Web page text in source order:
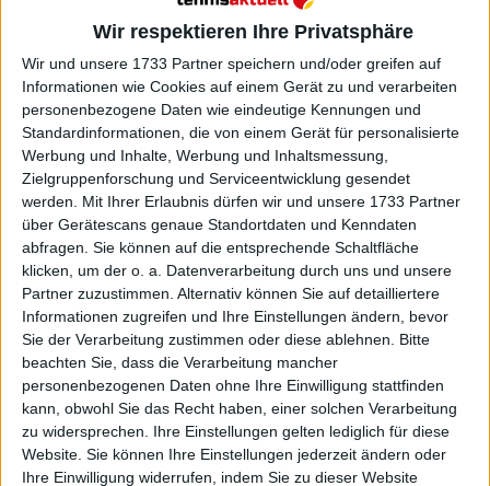
Wir respektieren Ihre Privatsphäre
Wir und unsere 1733 Partner speichern und/oder greifen auf
Informationen wie Cookies auf einem Gerät zu und verarbeiten
personenbezogene Daten wie eindeutige Kennungen und
Standardinformationen, die von einem Gerät für personalisierte
Werbung und Inhalte, Werbung und Inhaltsmessung,
Zielgruppenforschung und Serviceentwicklung gesendet
werden.
Mit Ihrer Erlaubnis dürfen wir und unsere 1733 Partner
über Gerätescans genaue Standortdaten und Kenndaten
abfragen. Sie können auf die entsprechende Schaltfläche
klicken, um der o. a. Datenverarbeitung durch uns und unsere
Partner zuzustimmen. Alternativ können Sie auf detailliertere
Informationen zugreifen und Ihre Einstellungen ändern, bevor
Sie der Verarbeitung zustimmen oder diese ablehnen.
Bitte
beachten Sie, dass die Verarbeitung mancher
personenbezogenen Daten ohne Ihre Einwilligung stattfinden
kann, obwohl Sie das Recht haben, einer solchen Verarbeitung
zu widersprechen. Ihre Einstellungen gelten lediglich für diese
Website. Sie können Ihre Einstellungen jederzeit ändern oder
Ihre Einwilligung widerrufen, indem Sie zu dieser Website
Die Eröffnungszeremonie ist für Samstag, den
17.01.2025 angesetzt, nur einen Tag bevor das
Turnier offiziell beginnt (läuft vom 18.01. bis 01.02.).
Laut Veranstaltern wird Federer gemeinsam mit
dem viermaligen Aussie-Open-Sieger Andre Agassi
zu einem Showmatch antreten, das als „Battle of the
World No. 1s“ angekündigt ist. Sie treffen auf die
Lokalmatadoren und australischen Legenden
Lleyton Hewitt und Patrick Rafter.
Federer zeigte sich tief bewegt über seine Rückkehr
an einen Ort, der einen Großteil seiner Karriere
geprägt hat. „Es fühlt sich wie eine Ewigkeit an, seit
ich die Australian Open als ‚Happy Slam‘ bezeichnet